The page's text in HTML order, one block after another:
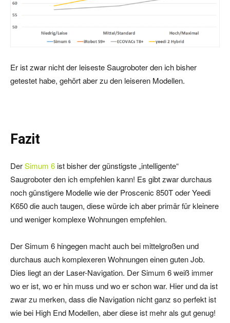
Er ist zwar nicht der leiseste Saugroboter den ich bisher
getestet habe, gehört aber zu den leiseren Modellen.
Fazit
DerSimum 6ist bisher der günstigste „intelligente“
Saugroboter den ich empfehlen kann! Es gibt zwar durchaus
noch günstigere Modelle wie der Proscenic 850T oder Yeedi
K650 die auch taugen, diese würde ich aber primär für kleinere
und weniger komplexe Wohnungen empfehlen.
Der Simum 6 hingegen macht auch bei mittelgroßen und
durchaus auch komplexeren Wohnungen einen guten Job.
Dies liegt an der Laser-Navigation. Der Simum 6 weiß immer
wo er ist, wo er hin muss und wo er schon war. Hier und da ist
zwar zu merken, dass die Navigation nicht ganz so perfekt ist
wie bei High End Modellen, aber diese ist mehr als gut genug!